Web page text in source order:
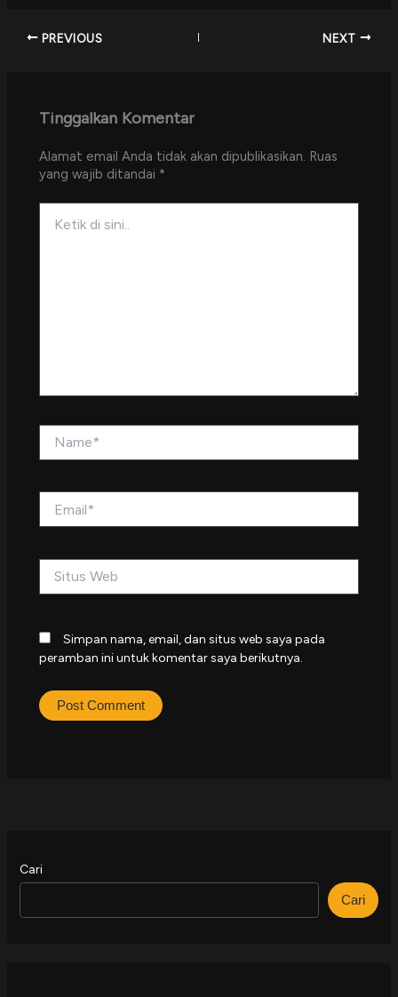
PREVIOUS NEXT
Tinggalkan Komentar
Alamat email Anda tidak akan dipublikasikan. Ruas
yang wajib ditandai *
Web
Simpan nama, email, dan situs web saya pada
peramban ini untuk komentar saya berikutnya.
Cari
Cari